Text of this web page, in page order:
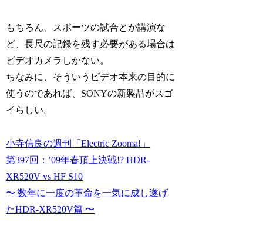
もちろん、スポーツの試合とか講演な
ど、長尺の記録を残す必要がある場合は
ビデオカメラしかない。
ちなみに、そういうビデオ本来の目的に
使うのであれば、SONYの新製品がスゴ
イらしい。
小寺信良の週刊「Electric Zooma!」
第397回：’09年春頂上決戦!? HDR-
XR520V vs HF S10
〜 数年に一度の革命を一気に成し遂げ
たHDR-XR520V篇 〜